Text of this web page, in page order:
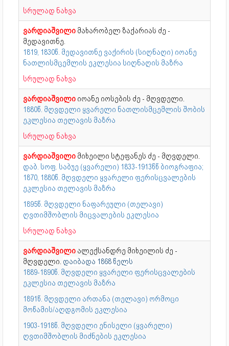
სრულად ნახვა
ვარდიაშვილი მახარობელ ზაქარიას ძე -
მედავითნე.
1819, 1830წ. მედავითნე ვაქირის (სიღნაღი) იოანე
ნათლისმცემლის ეკლესია სიღნაღის მაზრა
სრულად ნახვა
ვარდიაშვილი იოანე იოსების ძე - მღვდელი.
1880წ. მღვდელი ყვარელი ნათლისმცემლის შობის
ეკლესია თელავის მაზრა
სრულად ნახვა
ვარდიაშვილი მიხეილი სტეფანეს ძე - მღვდელი.
დაბ. სოფ. საბუე (ყვარელი) 1833-1913წწ ბიოგრაფია;
1870, 1880წ. მღვდელი ყვარელი ფერისცვალების
ეკლესია თელავის მაზრა
1895წ. მღვდელი ნაფარეული (თელავი)
ღვთიმშობლის მიცვალების ეკლესია
სრულად ნახვა
ვარდიაშვილი ალექსანდრე მიხეილის ძე -
მღვდელი. დაიბადა 1868 წელს
1889-1890წ. მღვდელი ყვარელი ფერისცვალების
ეკლესია თელავის მაზრა
1891წ. მღვდელი ართანა (თელავი) ორმოცი
მოწამის/აღდგომის ეკლესია
1903-1918წ. მღვდელი ენისელი (ყვარელი)
ღვთიმშობლის მიძნების ეკლესია